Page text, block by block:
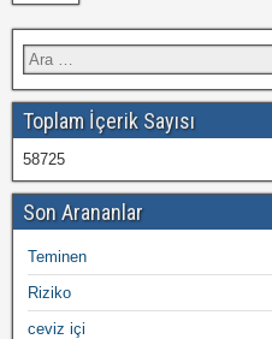
Toplam İçerik Sayısı
58725
Son Arananlar
Teminen
Riziko
ceviz içi